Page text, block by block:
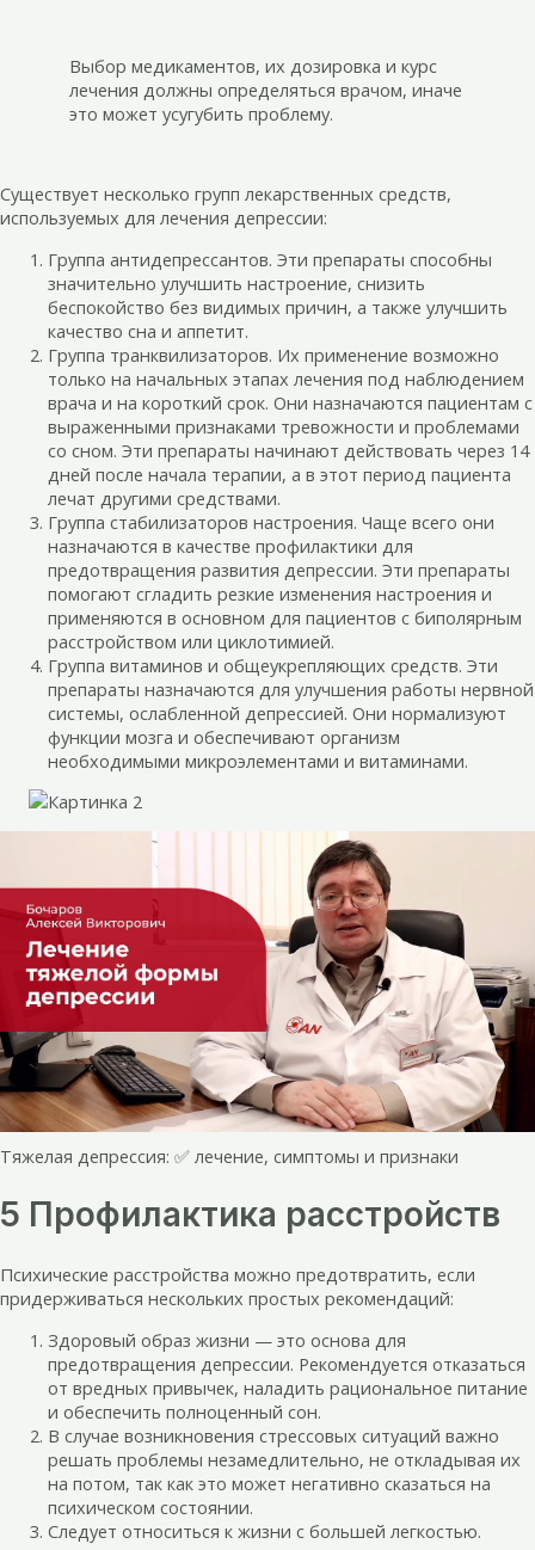
Выбор медикаментов, их дозировка и курс
лечения должны определяться врачом, иначе
это может усугубить проблему.
Существует несколько групп лекарственных средств,
используемых для лечения депрессии:
Группа антидепрессантов. Эти препараты способны
значительно улучшить настроение, снизить
беспокойство без видимых причин, а также улучшить
качество сна и аппетит.
Группа транквилизаторов. Их применение возможно
только на начальных этапах лечения под наблюдением
врача и на короткий срок. Они назначаются пациентам с
выраженными признаками тревожности и проблемами
со сном. Эти препараты начинают действовать через 14
дней после начала терапии, а в этот период пациента
лечат другими средствами.
Группа стабилизаторов настроения. Чаще всего они
назначаются в качестве профилактики для
предотвращения развития депрессии. Эти препараты
помогают сгладить резкие изменения настроения и
применяются в основном для пациентов с биполярным
расстройством или циклотимией.
Группа витаминов и общеукрепляющих средств. Эти
препараты назначаются для улучшения работы нервной
системы, ослабленной депрессией. Они нормализуют
функции мозга и обеспечивают организм
необходимыми микроэлементами и витаминами.
Тяжелая депрессия: ✅ лечение, симптомы и признаки
5 Профилактика расстройств
Психические расстройства можно предотвратить, если
придерживаться нескольких простых рекомендаций:
Здоровый образ жизни — это основа для
предотвращения депрессии. Рекомендуется отказаться
от вредных привычек, наладить рациональное питание
и обеспечить полноценный сон.
В случае возникновения стрессовых ситуаций важно
решать проблемы незамедлительно, не откладывая их
на потом, так как это может негативно сказаться на
психическом состоянии.
Следует относиться к жизни с большей легкостью.